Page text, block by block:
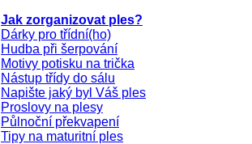
Jak zorganizovat ples?
Dárky pro třídní(ho)
Hudba při šerpování
Motivy potisku na trička
Nástup třídy do sálu
Napište jaký byl Váš ples
Proslovy na plesy
Půlnoční překvapení
Tipy na maturitní ples